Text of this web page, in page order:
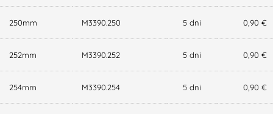
250mm M3390.250 5 dni 0,90 €
252mm M3390.252 5 dni 0,90 €
254mm M3390.254 5 dni 0,90 €